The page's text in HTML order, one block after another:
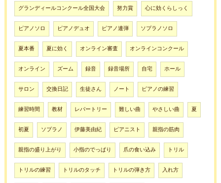
グランディールコンクール全国大会 努力賞 心に効くらしっく
ピアノソロ ピアノデュオ ピアノ連弾 ソプラノソロ
夏本番 夏に効く オンライン審査 オンラインコンクール
オンライン ズーム 録音 録音場所 自宅 ホール
サロン 交換日記 生徒さん ノート ピアノの練習
練習時間 教材 レパートリー 難しい曲 やさしい曲 夏
初夏 ソプラノ 伊藤美由紀 ピアニスト 親指の筋肉
親指の盛り上がり 小指のでっぱり 爪の食い込み トリル
トリルの練習 トリルのタッチ トリルの弾き方 入れ方